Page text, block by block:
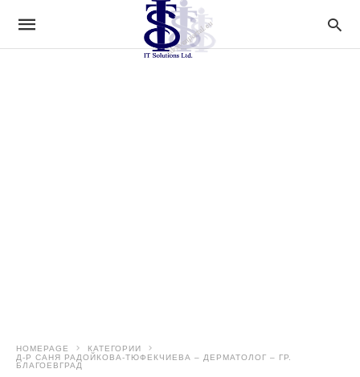
HOMEPAGE
КАТЕГОРИИ
Д-Р САНЯ РАДОЙКОВА-ТЮФЕКЧИЕВА – ДЕРМАТОЛОГ – ГР.
БЛАГОЕВГРАД